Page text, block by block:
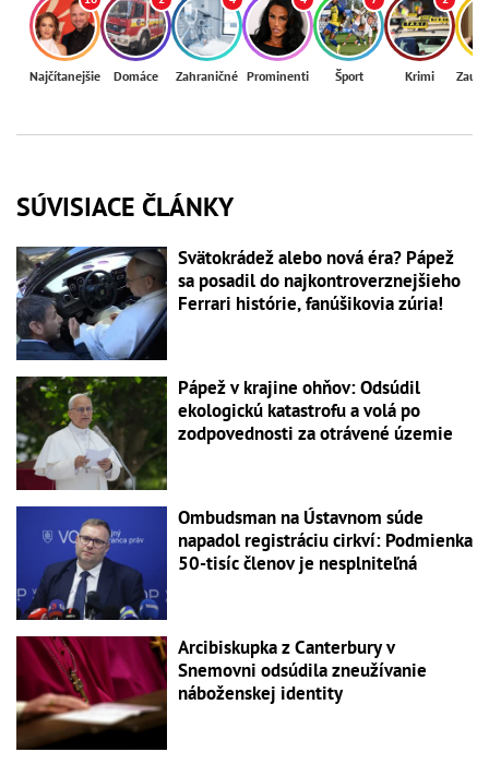
Najčítanejšie Domáce Zahraničné Prominenti Šport Krimi
SÚVISIACE ČLÁNKY
Svätokrádež alebo nová éra? Pápež
sa posadil do najkontroverznejšieho
Ferrari histórie, fanúšikovia zúria!
Pápež v krajine ohňov: Odsúdil
ekologickú katastrofu a volá po
zodpovednosti za otrávené územie
Ombudsman na Ústavnom súde
napadol registráciu cirkví: Podmienka
50-tisíc členov je nesplniteľná
Arcibiskupka z Canterbury v
Snemovni odsúdila zneužívanie
náboženskej identity